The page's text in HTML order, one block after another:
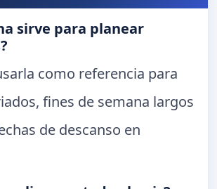
sirve para planear
como referencia para
fines de semana largos
de descanso en